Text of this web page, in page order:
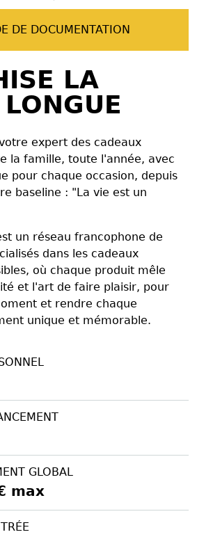
DE DOCUMENTATION
LA
expert des cadeaux
la famille, toute l'année, avec
pour chaque occasion, depuis
baseline : "La vie est un
un réseau francophone de
dans les cadeaux
où chaque produit mêle
et l'art de faire plaisir, pour
et rendre chaque
unique et mémorable.
GLOBAL
max